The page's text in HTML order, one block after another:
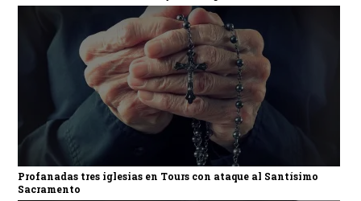
Profanadas tres iglesias en Tours con ataque al Santísimo
Sacramento